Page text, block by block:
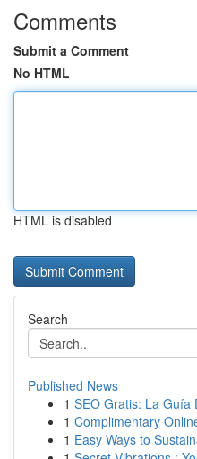
Comments
Submit a Comment
No HTML
HTML is disabled
Search
Published News
1 SEO Gratis: La Guía
1 Complimentary
1 Easy Ways to